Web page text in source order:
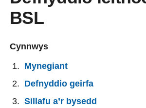
BSL
Cynnwys
Mynegiant
Defnyddio geirfa
Sillafu a’r bysedd